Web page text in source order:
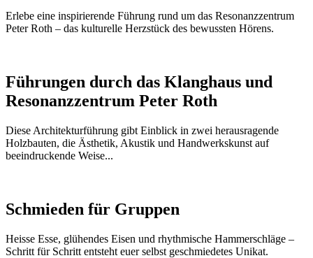
Erlebe eine inspirierende Führung rund um das Resonanzzentrum
Peter Roth – das kulturelle Herzstück des bewussten Hörens.
Führungen durch das Klanghaus und
Resonanzzentrum Peter Roth
Diese Architekturführung gibt Einblick in zwei herausragende
Holzbauten, die Ästhetik, Akustik und Handwerkskunst auf
beeindruckende Weise...
Schmieden für Gruppen
Heisse Esse, glühendes Eisen und rhythmische Hammerschläge –
Schritt für Schritt entsteht euer selbst geschmiedetes Unikat.